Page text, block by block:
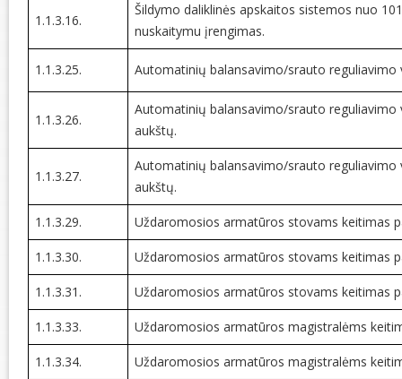
1.1.3.16.
Šildymo daliklinės apskaitos sistemos nuo
nuskaitymu įrengimas.
1.1.3.25. Automatinių balansavimo/srauto
1.1.3.26.
Automatinių balansavimo/srauto
aukštų.
1.1.3.27.
Automatinių balansavimo/srauto
aukštų.
1.1.3.29. Uždaromosios armatūros stovams keitimas
1.1.3.30. Uždaromosios armatūros stovams keitimas
1.1.3.31. Uždaromosios armatūros stovams keitimas
1.1.3.33. Uždaromosios armatūros magistralėms
1.1.3.34. Uždaromosios armatūros magistralėms